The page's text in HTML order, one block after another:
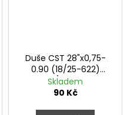
Duše CST 28"x0,75-
0.90 (18/25-622)
FV/33mm
Skladem
90 Kč